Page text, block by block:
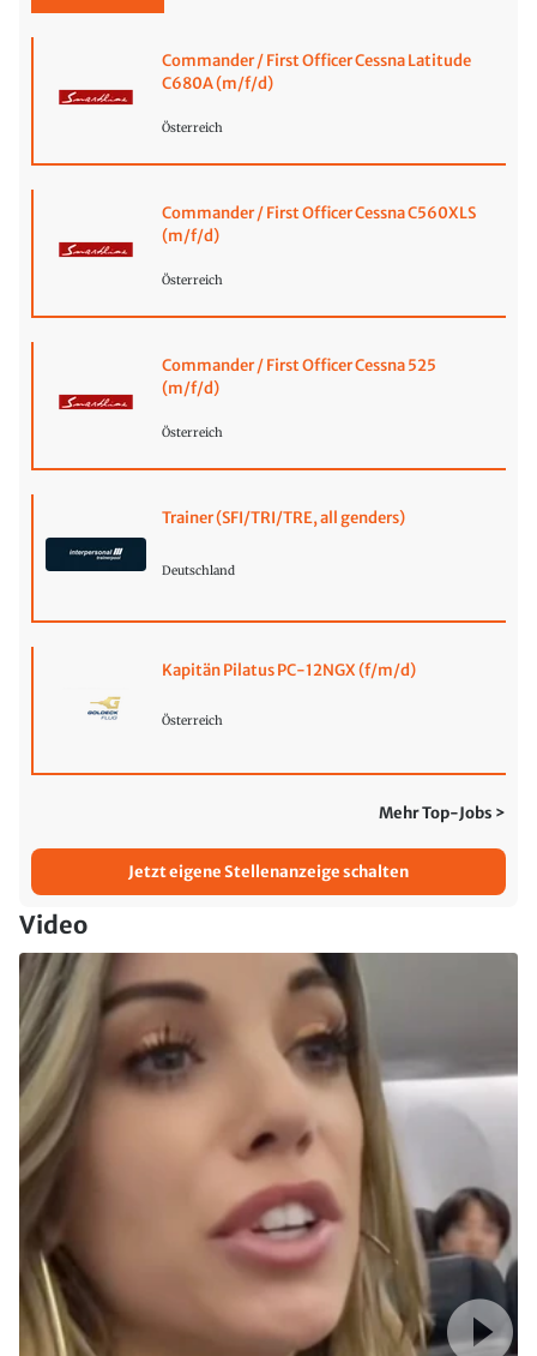
Commander / First Officer Cessna Latitude
C680A (m/f/d)
Österreich
Commander / First Officer Cessna C560XLS
(m/f/d)
Österreich
Commander / First Officer Cessna 525
(m/f/d)
Österreich
Trainer (SFI/TRI/TRE, all genders)
Deutschland
Kapitän Pilatus PC-12NGX (f/m/d)
Österreich
Mehr Top-Jobs >
Jetzt eigene Stellenanzeige schalten
Video